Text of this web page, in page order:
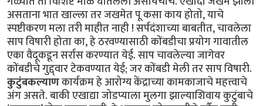
असताना भात खाल्ला तर जखमेत पू कसा काय होतो, याचे
स्पष्टीकरण मला तरी माहीत नाही ! सर्पदंशाच्या बाबतीत, चावलेला
साप विषारी होता का, हे ठरवण्यासाठी कोंबडीचा प्रयोग गावातील
एका वैदूकडून सर्रास करण्यात येई. साप चावलेल्या जागेवर
कोंबडीचे गुद्द्वार टेकवण्यात येई; जर कोंबडी मेली तर साप विषारी.
कुटुंबकल्याणकार्यक्रम हे आरोग्य केंद्राच्या कामकाजाचे महत्त्वाचे
अंग असते. बाकी एखाद्या जोडप्याला मुलगा झाल्याशिवाय कुटुंबाचे